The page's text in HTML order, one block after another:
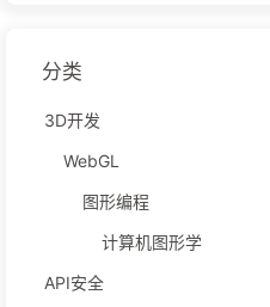
分类
3D开发
WebGL
图形编程
计算机图形学
API安全